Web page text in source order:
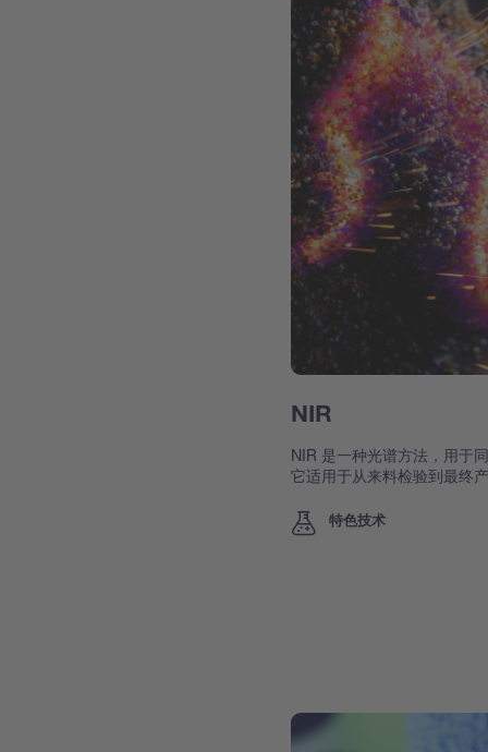
NIR
NIR 是一种光谱方法，用于
它适用于从来料检验到最终
特色技术